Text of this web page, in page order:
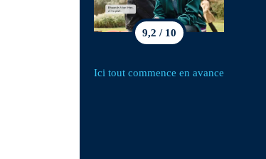
9,2 / 10
Ici tout commence en avance